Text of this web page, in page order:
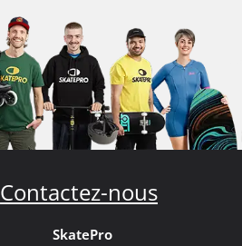
Contactez-nous
SkatePro